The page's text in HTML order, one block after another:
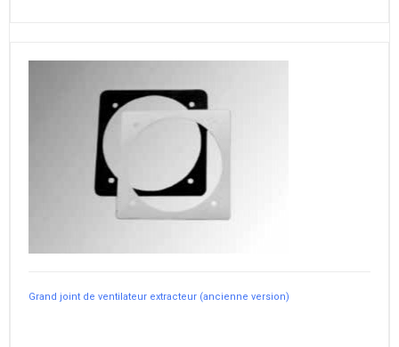
Grand joint de ventilateur extracteur (ancienne version)